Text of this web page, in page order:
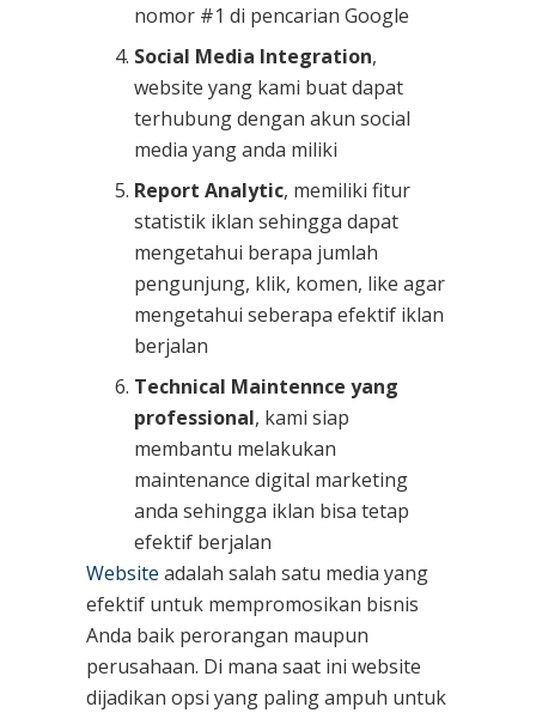
nomor #1 di pencarian Google
Social Media Integration,
website yang kami buat dapat
terhubung dengan akun social
media yang anda miliki
Report Analytic, memiliki fitur
statistik iklan sehingga dapat
mengetahui berapa jumlah
pengunjung, klik, komen, like agar
mengetahui seberapa efektif iklan
berjalan
Technical Maintennce yang
professional, kami siap
membantu melakukan
maintenance digital marketing
anda sehingga iklan bisa tetap
efektif berjalan
Website adalah salah satu media yang
efektif untuk mempromosikan bisnis
Anda baik perorangan maupun
perusahaan. Di mana saat ini website
dijadikan opsi yang paling ampuh untuk